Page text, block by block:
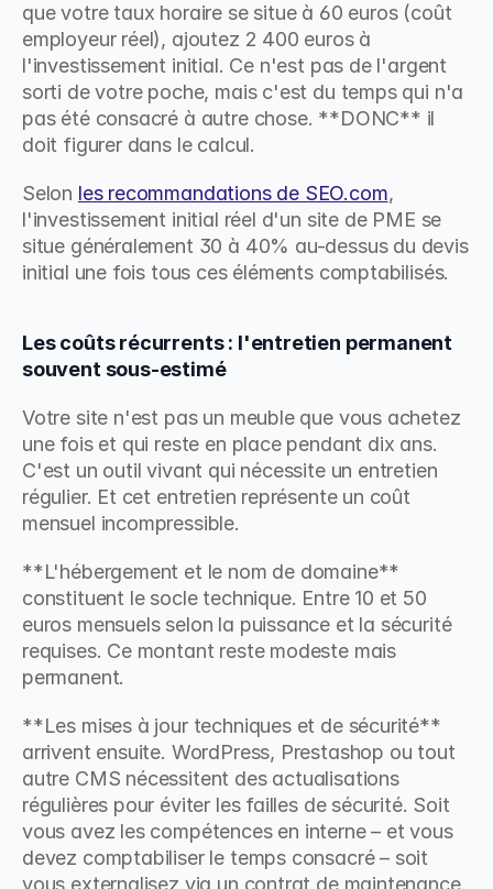
que votre taux horaire se situe à 60 euros (coût
employeur réel), ajoutez 2 400 euros à
l'investissement initial. Ce n'est pas de l'argent
sorti de votre poche, mais c'est du temps qui n'a
pas été consacré à autre chose. **DONC** il
doit figurer dans le calcul.
Selon les recommandations de SEO.com,
l'investissement initial réel d'un site de PME se
situe généralement 30 à 40% au-dessus du devis
initial une fois tous ces éléments comptabilisés.
Les coûts récurrents : l'entretien permanent
souvent sous-estimé
Votre site n'est pas un meuble que vous achetez
une fois et qui reste en place pendant dix ans.
C'est un outil vivant qui nécessite un entretien
régulier. Et cet entretien représente un coût
mensuel incompressible.
**L'hébergement et le nom de domaine**
constituent le socle technique. Entre 10 et 50
euros mensuels selon la puissance et la sécurité
requises. Ce montant reste modeste mais
permanent.
**Les mises à jour techniques et de sécurité**
arrivent ensuite. WordPress, Prestashop ou tout
autre CMS nécessitent des actualisations
régulières pour éviter les failles de sécurité. Soit
vous avez les compétences en interne – et vous
devez comptabiliser le temps consacré – soit
vous externalisez via un contrat de maintenance.